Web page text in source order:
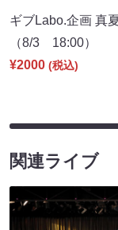
ギブLabo.企画 真
（8/3 18:00）
¥2000 (税込)
関連ライブ